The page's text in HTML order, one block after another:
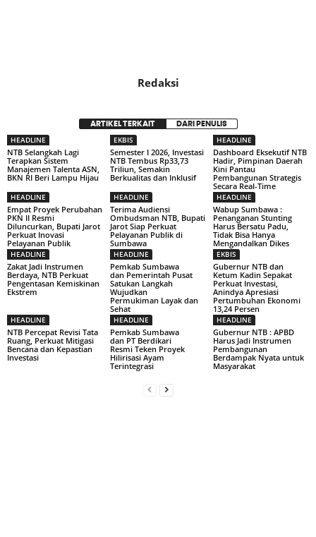
Redaksi
ARTIKEL TERKAIT DARI PENULIS
HEADLINE
NTB Selangkah Lagi
Terapkan Sistem
Manajemen Talenta ASN,
BKN RI Beri Lampu Hijau
EKBIS
Semester I 2026, Investasi
NTB Tembus Rp33,73
Triliun, Semakin
Berkualitas dan Inklusif
HEADLINE
Dashboard Eksekutif NTB
Hadir, Pimpinan Daerah
Kini Pantau
Pembangunan Strategis
Secara Real-Time
HEADLINE
Empat Proyek Perubahan
PKN II Resmi
Diluncurkan, Bupati Jarot
Perkuat Inovasi
Pelayanan Publik
HEADLINE
Terima Audiensi
Ombudsman NTB, Bupati
Jarot Siap Perkuat
Pelayanan Publik di
Sumbawa
HEADLINE
Wabup Sumbawa :
Penanganan Stunting
Harus Bersatu Padu,
Tidak Bisa Hanya
Mengandalkan Dikes
HEADLINE
Zakat Jadi Instrumen
Berdaya, NTB Perkuat
Pengentasan Kemiskinan
Ekstrem
HEADLINE
Pemkab Sumbawa
dan Pemerintah Pusat
Satukan Langkah
Wujudkan
Permukiman Layak dan
Sehat
EKBIS
Gubernur NTB dan
Ketum Kadin Sepakat
Perkuat Investasi,
Anindya Apresiasi
Pertumbuhan Ekonomi
13,24 Persen
HEADLINE
NTB Percepat Revisi Tata
Ruang, Perkuat Mitigasi
Bencana dan Kepastian
Investasi
HEADLINE
Pemkab Sumbawa
dan PT Berdikari
Resmi Teken Proyek
Hilirisasi Ayam
Terintegrasi
HEADLINE
Gubernur NTB : APBD
Harus Jadi Instrumen
Pembangunan
Berdampak Nyata untuk
Masyarakat